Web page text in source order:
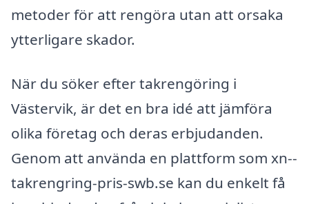
metoder för att rengöra utan att orsaka
ytterligare skador.
När du söker efter takrengöring i
Västervik, är det en bra idé att jämföra
olika företag och deras erbjudanden.
Genom att använda en plattform som xn--
takrengring-pris-swb.se kan du enkelt få